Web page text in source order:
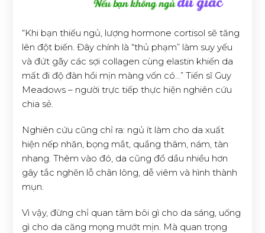
“Khi bạn thiếu ngủ, lượng hormone cortisol sẽ tăng
lên đột biến. Đây chính là “thủ phạm” làm suy yếu
và đứt gãy các sợi collagen cùng elastin khiến da
mất đi độ đàn hồi mịn màng vốn có…” Tiến sĩ Guy
Meadows – người trực tiếp thực hiện nghiên cứu
chia sẻ.
Nghiên cứu cũng chỉ ra: ngủ ít làm cho da xuất
hiện nếp nhăn, bọng mắt, quầng thâm, nám, tàn
nhang. Thêm vào đó, da cũng đổ dầu nhiều hơn
gây tắc nghẽn lỗ chân lông, dễ viêm và hình thành
mụn.
Vì vậy, đừng chỉ quan tâm bôi gì cho da sáng, uống
gì cho da căng mọng mướt mịn. Mà quan trọng